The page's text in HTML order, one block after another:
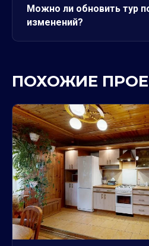
Можно ли обновить тур
изменений?
ПОХОЖИЕ